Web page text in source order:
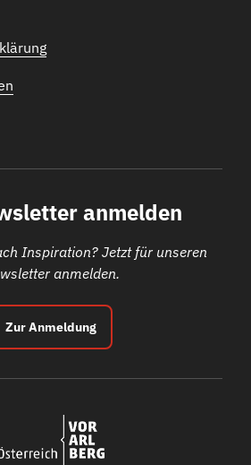
anmelden
Inspiration? Jetzt für unseren
anmelden.
Zur Anmeldung